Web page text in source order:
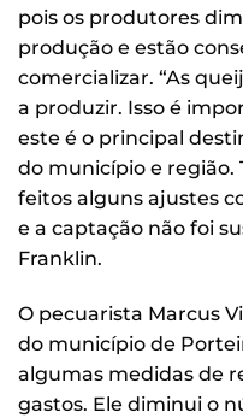
pois os produtores
produção e estão
comercializar. “As
a produzir. Isso é
este é o principal
do município e região.
feitos alguns ajustes
e a captação não foi
Franklin.
O pecuarista Marcus
do município de
algumas medidas de
gastos. Ele diminui o